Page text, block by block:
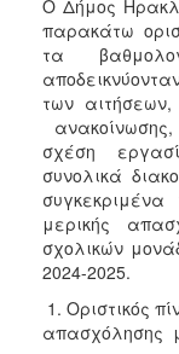
Ο Δήμος
παρακάτω
τα
των
σχέση
συνολικά
μερικής
σχολικών
2024-2025.
1. Οριστικός
απασχόλησης